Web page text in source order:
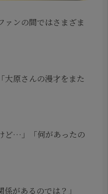
ァンの間ではさまざま
大原さんの漫才をまた
ど…」「何があったの
係があるのでは？」